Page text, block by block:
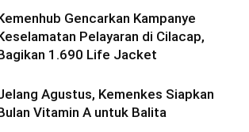
Gencarkan Kampanye
Pelayaran di Cilacap,
1.690 Life Jacket
Agustus, Kemenkes Siapkan
Vitamin A untuk Balita